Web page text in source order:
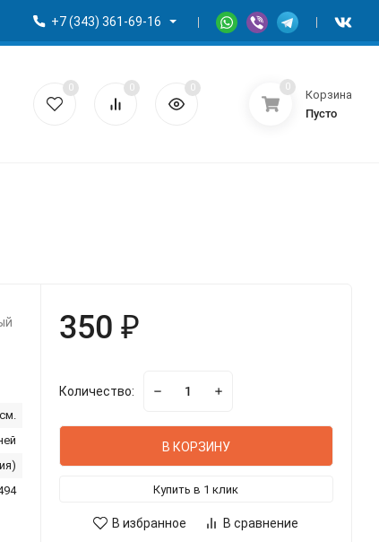
+7 (343) 361-69-16
0 0 0 0
Корзина
Пусто
350 ₽
Количество:
В КОРЗИНУ
Купить в 1 клик
В избранное В сравнение